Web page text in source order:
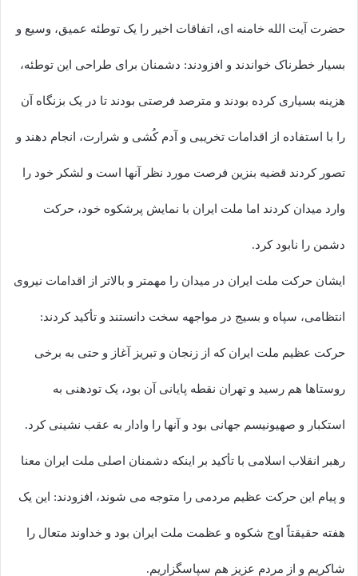
حضرت آیت الله خامنه ای، اتفاقات اخیر را یک توطئه عمیق، وسیع و
بسیار خطرناک خواندند و افزودند: دشمنان برای طراحی این توطئه،
هزینه بسیاری کرده بودند و مترصد فرصتی بودند تا در یک بزنگاه آن
را با استفاده از اقدامات تخریبی و آدم کُشی و شرارت، انجام دهند و
تصور کردند قضیه بنزین فرصت مورد نظر آنها است و لشکر خود را
وارد میدان کردند اما ملت ایران با نمایش پرشکوه خود، حرکت
دشمن را نابود کرد.
ایشان حرکت ملت ایران در میدان را مهمتر و بالاتر از اقدامات نیروی
انتظامی، سپاه و بسیج در مواجهه سخت دانستند و تأکید کردند:
حرکت عظیم ملت ایران که از زنجان و تبریز آغاز و حتی به برخی
روستاها هم رسید و تهران نقطه پایانی آن بود، یک تودهنی به
استکبار و صهیونیسم جهانی بود و آنها را وادار به عقب نشینی کرد.
رهبر انقلاب اسلامی با تأکید بر اینکه دشمنان اصلی ملت ایران معنا
و پیام این حرکت عظیم مردمی را متوجه می شوند، افزودند: این یک
هفته حقیقتاً اوج شکوه و عظمت ملت ایران بود و خداوند متعال را
شاکریم و از مردم عزیز هم سپاسگزاریم.